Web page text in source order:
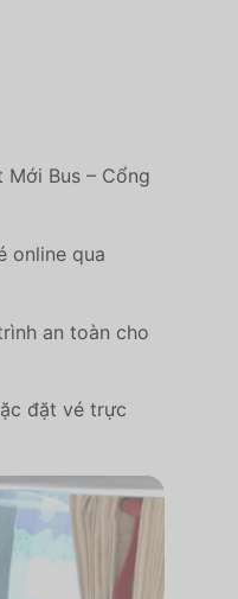
Bus – Cổng
online qua
an toàn cho
đặt vé trực